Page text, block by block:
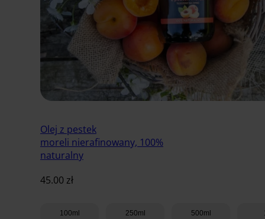
Olej z pestek
moreli nierafinowany, 100%
naturalny
45.00 zł
100ml 250ml 500ml